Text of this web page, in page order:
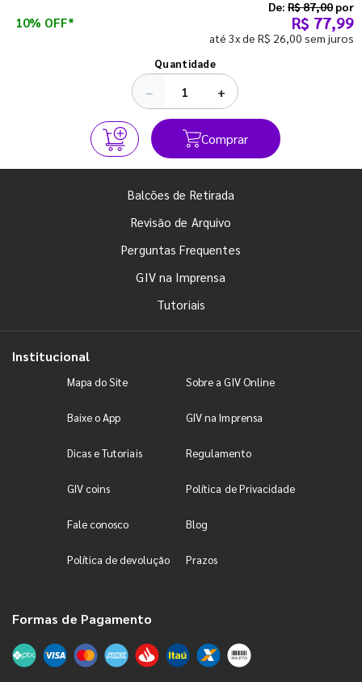
10% OFF*
De: R$ 87,00 por
R$ 77,99
até 3x de R$ 26,00 sem juros
Quantidade
− +
Comprar
Balcões de Retirada
Revisão de Arquivo
Perguntas Frequentes
GIV na Imprensa
Tutoriais
Institucional
Mapa do Site Sobre a GIV Online
Baixe o App GIV na Imprensa
Dicas e Tutoriais Regulamento
GIV coins Política de Privacidade
Fale conosco Blog
Política de devolução Prazos
Formas de Pagamento